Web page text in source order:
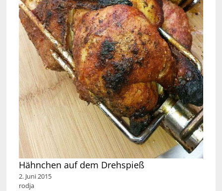
Hähnchen auf dem Drehspieß
2. Juni 2015
rodja